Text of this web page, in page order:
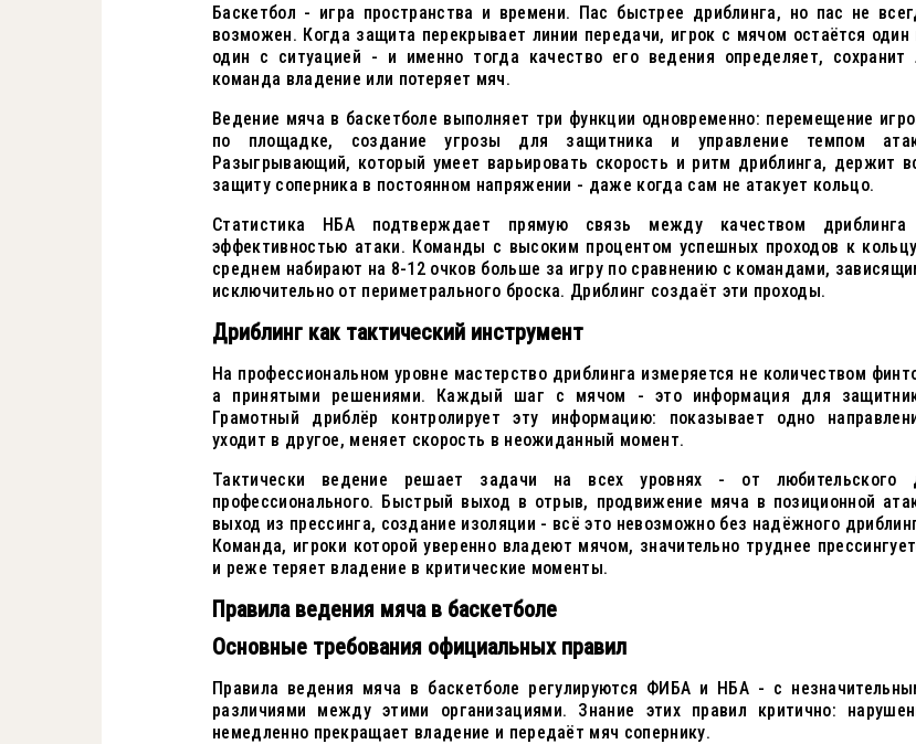
Баскетбол - игра пространства и времени. Пас быстрее дриблинга, но пас не
возможен. Когда защита перекрывает линии передачи, игрок с мячом остаётся один
один с ситуацией - и именно тогда качество его ведения определяет, сохранит
команда владение или потеряет мяч.
Ведение мяча в баскетболе выполняет три функции одновременно: перемещение
по площадке, создание угрозы для защитника и управление темпом
Разыгрывающий, который умеет варьировать скорость и ритм дриблинга, держит
защиту соперника в постоянном напряжении - даже когда сам не атакует кольцо.
Статистика НБА подтверждает прямую связь между качеством
эффективностью атаки. Команды с высоким процентом успешных проходов к
среднем набирают на 8-12 очков больше за игру по сравнению с командами,
исключительно от периметрального броска. Дриблинг создаёт эти проходы.
Дриблинг как тактический инструмент
На профессиональном уровне мастерство дриблинга измеряется не количеством
а принятыми решениями. Каждый шаг с мячом - это информация для
Грамотный дриблёр контролирует эту информацию: показывает одно
уходит в другое, меняет скорость в неожиданный момент.
Тактически ведение решает задачи на всех уровнях - от любительского
профессионального. Быстрый выход в отрыв, продвижение мяча в позиционной
выход из прессинга, создание изоляции - всё это невозможно без надёжного
Команда, игроки которой уверенно владеют мячом, значительно труднее
и реже теряет владение в критические моменты.
Правила ведения мяча в баскетболе
Основные требования официальных правил
Правила ведения мяча в баскетболе регулируются ФИБА и НБА - с
различиями между этими организациями. Знание этих правил критично:
немедленно прекращает владение и передаёт мяч сопернику.